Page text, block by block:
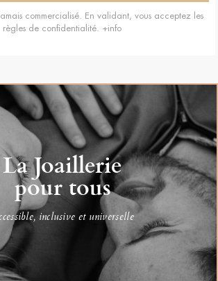
commercialisé. En validant, vous acceptez les
règles de confidentialité. +info
La Joaillerie
pour tous
inclusive et universelle